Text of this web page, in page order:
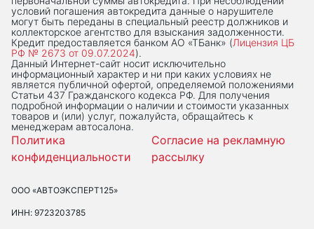
условий погашения автокредита данные о нарушителе
могут быть переданы в специальный реестр должников и
коллекторское агентство для взыскания задолженности.
Кредит предоставляется банком АО «ТБанк» (Лицензия ЦБ
РФ № 2673 от 09.07.2024).
Данный Интернет-сaйт носит исключительно
информационный характер и ни при каких условиях не
является публичной офертой, определяемой положениями
Статьи 437 Гражданского кодекса РФ. Для получения
подробной информации о наличии и стоимости указанных
товаров и (или) услуг, пожалуйста, обращайтесь к
менеджерам автосалона.
Политика
конфиденциальности
Согласие на рекламную
рассылку
ООО «АВТОЭКСПЕРТ125»
ИНН: 9723203785